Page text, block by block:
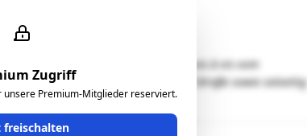
Zugriff
unsere Premium-Mitglieder reserviert.
freischalten
Gebäude liegt im Zentrum von Burg, vis à vis vom
über die südseitig anschließende Straße sowie ostseitig
handelt. …"